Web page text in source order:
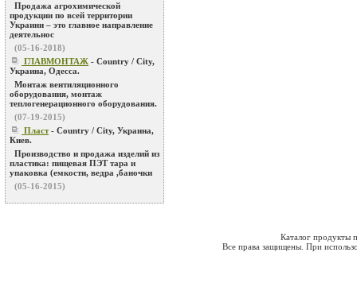
Продажа агрохимической
продукции по всей территории
Украини – это главное направление
деятельнос
(05-16-2018)
ГЛАВМОНТАЖ - Country / City,
Украина, Одесса.
Монтаж вентиляционного
оборудования, монтаж
теплогенерационного оборудования.
(07-19-2015)
Пласт- Country / City, Украина,
Киев.
Производство и продажа изделий из
пластика: пищевая ПЭТ тара и
упаковка (емкости, ведра ,баночки
(05-16-2015)
Каталог продукты
Все права защищены. При